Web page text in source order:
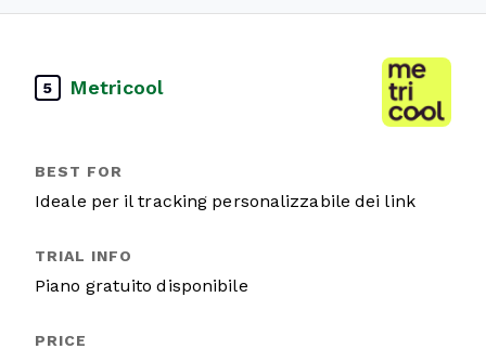
5 Metricool
Ideale per il tracking personalizzabile dei link
Piano gratuito disponibile